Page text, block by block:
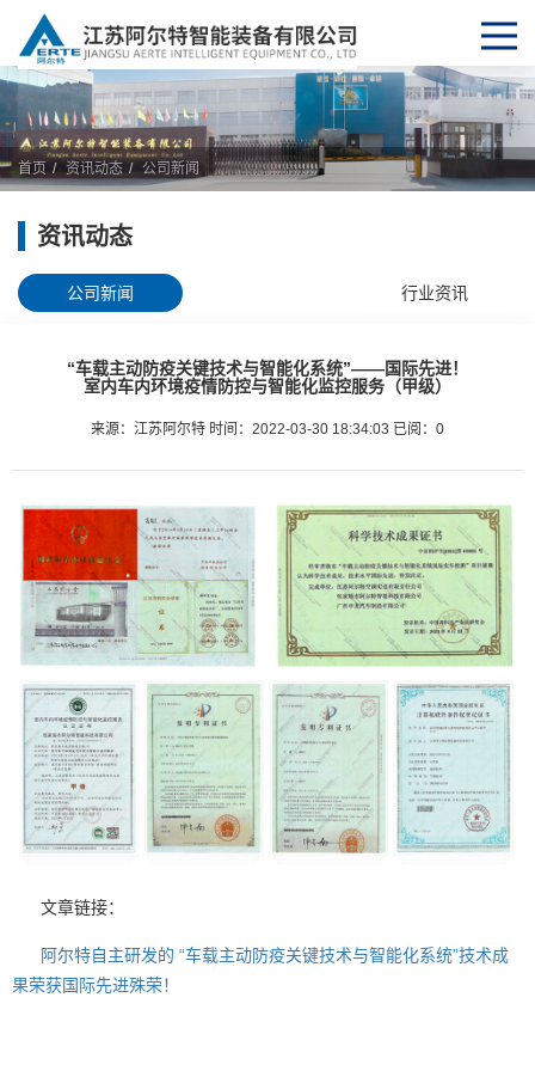
首页 资讯动态 公司新闻
资讯动态
公司新闻 行业资讯
“车载主动防疫关键技术与智能化系统”——国际先进！
室内车内环境疫情防控与智能化监控服务（甲级）
来源：江苏阿尔特 时间：2022-03-30 18:34:03 已阅： 0
文章链接：
阿尔特自主研发的 “车载主动防疫关键技术与智能化系统”技术成
果荣获国际先进殊荣！